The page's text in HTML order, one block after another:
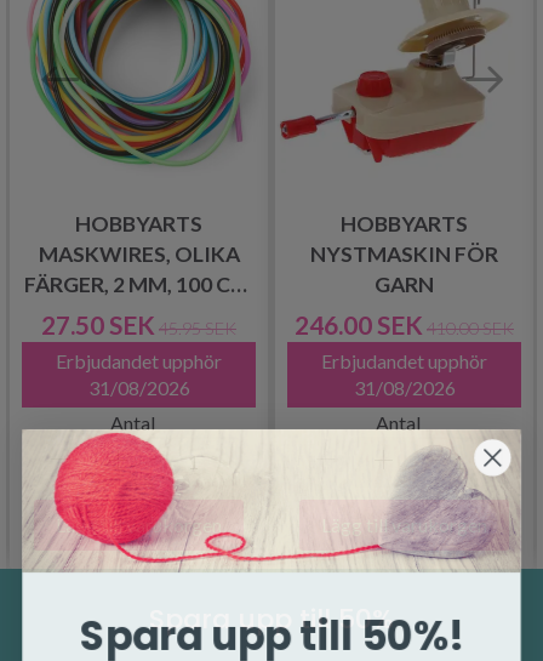
HOBBYARTS
MASKWIRES, OLIKA
FÄRGER, 2 MM, 100 CM,
12 ST
27.50 SEK 45.95 SEK
Erbjudandet upphör
31/08/2026
Antal
Lägg till varukorgen
HOBBYARTS
NYSTMASKIN FÖR
GARN
246.00 SEK 410.00 SEK
Erbjudandet upphör
31/08/2026
Antal
Lägg till varukorgen
Spara upp till 50%
Spara upp till 50%!